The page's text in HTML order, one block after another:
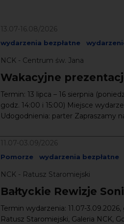
13.07-16.08/2026
wydarzenia bezpłatne
NCK - Centrum św. Jana
Wakacyjne
Termin: 13 lipca – 16 sierpnia
godz. 14:00 i 15:00) Miejsce
Udogodnienia: parter Zapraszamy
11.07-03.09/2026
Pomorze wydarzenia bezpłatne
NCK - Ratusz Staromiejski
Bałtyckie Rewizje
Termin wydarzenia: 11.07-
Ratusz Staromiejski, Galeria NCK,